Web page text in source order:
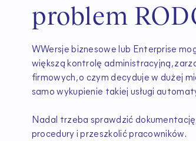
problem
WWersje biznesowe lub Enterprise
większą kontrolę administracyjną,
firmowych, o czym decyduje w dużej
samo wykupienie takiej usługi
Nadal trzeba sprawdzić
procedury i przeszkolić pracowników.